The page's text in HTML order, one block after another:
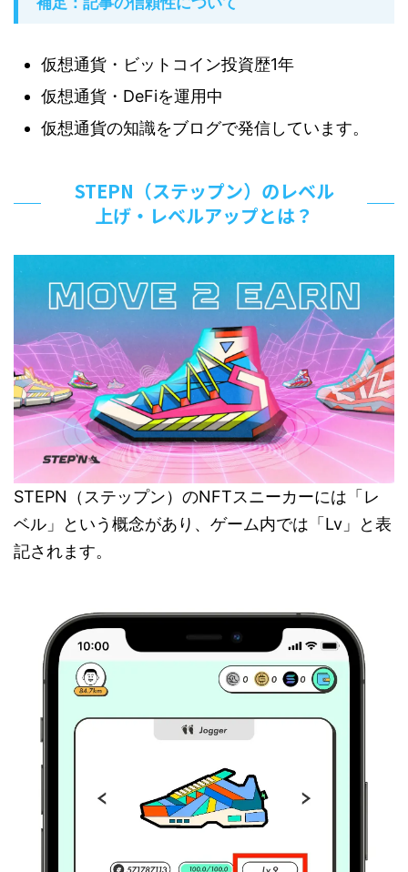
仮想通貨・ビットコイン投資歴1年
仮想通貨・DeFiを運用中
仮想通貨の知識をブログで発信しています。
STEPN（ステップン）のレベル
上げ・レベルアップとは？
STEPN（ステップン）のNFTスニーカーには「レ
ベル」という概念があり、ゲーム内では「Lv」と表
記されます。